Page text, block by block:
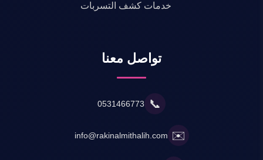
خدمات كشف التسربات
تواصل معنا
📞
0531466773
✉️
info@rakinalmithalih.com